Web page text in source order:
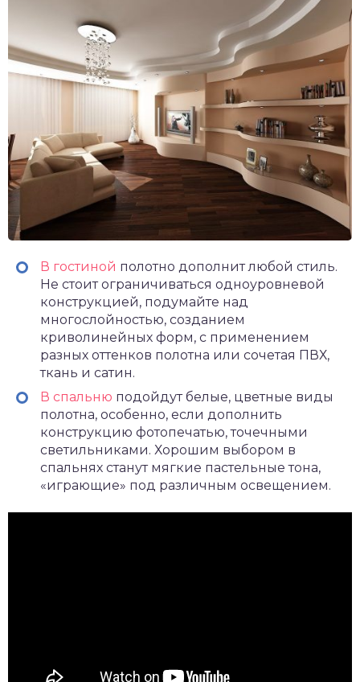
В гостиной полотно дополнит любой стиль.
Не стоит ограничиваться одноуровневой
конструкцией, подумайте над
многослойностью, созданием
криволинейных форм, с применением
разных оттенков полотна или сочетая ПВХ,
ткань и сатин.
В спальню подойдут белые, цветные виды
полотна, особенно, если дополнить
конструкцию фотопечатью, точечными
светильниками. Хорошим выбором в
спальнях станут мягкие пастельные тона,
«играющие» под различным освещением.